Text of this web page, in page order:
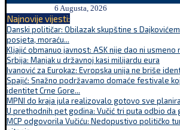
6 Augusta, 2026
Najnovije vijesti:
Danski političar: Obilazak skupštine s
posjeta, moraću...
Kljajić obmanuo javnost: ASK nije dao ni usmeno
Srbija: Manjak u državnoj kasi milijardu eura
Ivanović za Eurokaz: Evropska unija ne briše
Spajić: Snažno podržavamo domaće festivale
identitet Crne Gore...
MPNI do kraja jula realizovalo gotovo sve
U prethodnih pet godina: Vučić tri puta odbio da
MCP odgovorila Vučiću: Nedopustivo političko